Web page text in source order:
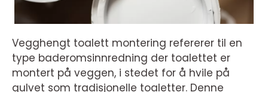
Vegghengt toalett montering refererer til en
type baderomsinnredning der toalettet er
montert på veggen, i stedet for å hvile på
gulvet som tradisjonelle toaletter. Denne